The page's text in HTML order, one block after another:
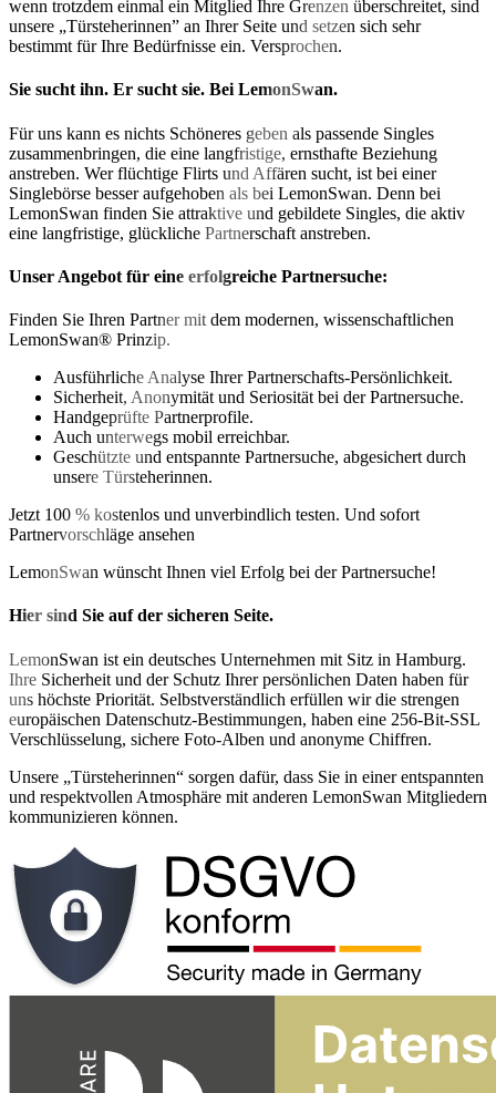
wenn trotzdem einmal ein Mitglied Ihre Grenzen überschreitet, sind
unsere „Türsteherinnen” an Ihrer Seite und setzen sich sehr
bestimmt für Ihre Bedürfnisse ein. Versprochen.
Sie sucht ihn. Er sucht sie. Bei LemonSwan.
Für uns kann es nichts Schöneres geben als passende Singles
zusammenbringen, die eine langfristige, ernsthafte Beziehung
anstreben. Wer flüchtige Flirts und Affären sucht, ist bei einer
Singlebörse besser aufgehoben als bei LemonSwan. Denn bei
LemonSwan finden Sie attraktive und gebildete Singles, die aktiv
eine langfristige, glückliche Partnerschaft anstreben.
Unser Angebot für eine erfolgreiche Partnersuche:
Finden Sie Ihren Partner mit dem modernen, wissenschaftlichen
LemonSwan® Prinzip.
Ausführliche Analyse Ihrer Partnerschafts-Persönlichkeit.
Sicherheit, Anonymität und Seriosität bei der Partnersuche.
Handgeprüfte Partnerprofile.
Auch unterwegs mobil erreichbar.
Geschützte und entspannte Partnersuche, abgesichert durch
unsere Türsteherinnen.
Jetzt 100 % kostenlos und unverbindlich testen. Und sofort
Partnervorschläge ansehen
LemonSwan wünscht Ihnen viel Erfolg bei der Partnersuche!
Hier sind Sie auf der sicheren Seite.
LemonSwan ist ein deutsches Unternehmen mit Sitz in Hamburg.
Ihre Sicherheit und der Schutz Ihrer persönlichen Daten haben für
uns höchste Priorität. Selbstverständlich erfüllen wir die strengen
europäischen Datenschutz-Bestimmungen, haben eine 256-Bit-SSL
Verschlüsselung, sichere Foto-Alben und anonyme Chiffren.
Unsere „Türsteherinnen“ sorgen dafür, dass Sie in einer entspannten
und respektvollen Atmosphäre mit anderen LemonSwan Mitgliedern
kommunizieren können.